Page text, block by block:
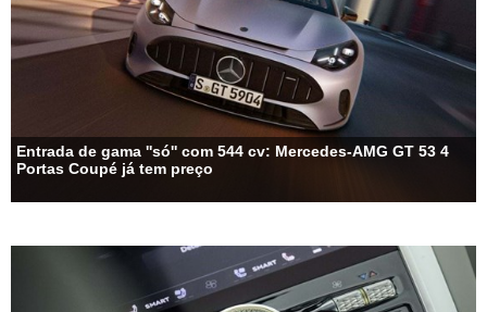
Entrada de gama ''só'' com 544 cv: Mercedes-AMG GT 53 4
Portas Coupé já tem preço